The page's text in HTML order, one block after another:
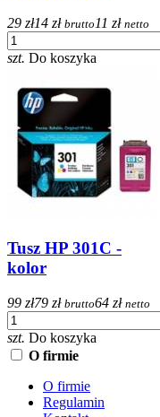
29 zł14 zł brutto 11 zł netto
szt. Do koszyka
Tusz HP 301C -
kolor
99 zł79 zł brutto64 zł netto
szt. Do koszyka
O firmie
O firmie
Regulamin